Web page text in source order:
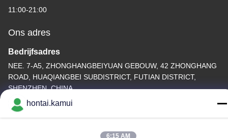
11:00-21:00
Ons adres
Bedrijfsadres
NEE. 7-A5, ZHONGHANGBEIYUAN GEBOUW, 42 ZHONGHANG
ROAD, HUAQIANGBEI SUBDISTRICT, FUTIAN DISTRICT,
SHENZHEN, CHINA
Fabrieksadres
hontai.kamui
6:15 AM